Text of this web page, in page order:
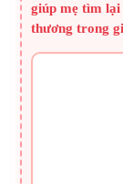
giúp mẹ tìm lại
thương trong